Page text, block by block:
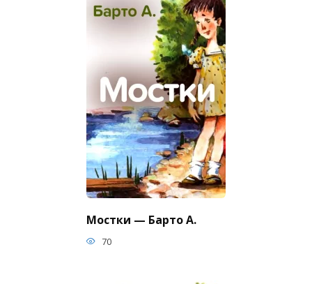
Мостки — Барто А.
70